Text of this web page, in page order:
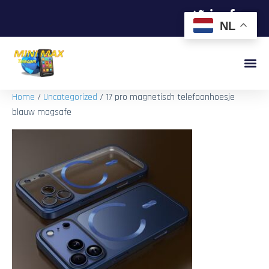
Home / Uncategorized / 17 pro magnetisch telefoonhoesje
blauw magsafe
NL